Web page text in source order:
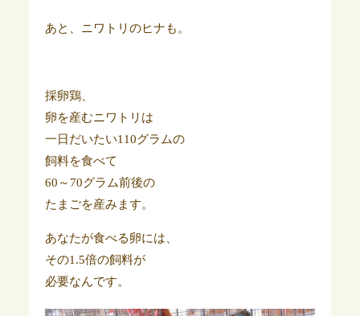
あと、ニワトリのヒナも。
採卵鶏、
卵を産むニワトリは
一日だいたい110グラムの
飼料を食べて
60～70グラム前後の
たまごを産みます。
あなたが食べる卵には、
その1.5倍の飼料が
必要なんです。